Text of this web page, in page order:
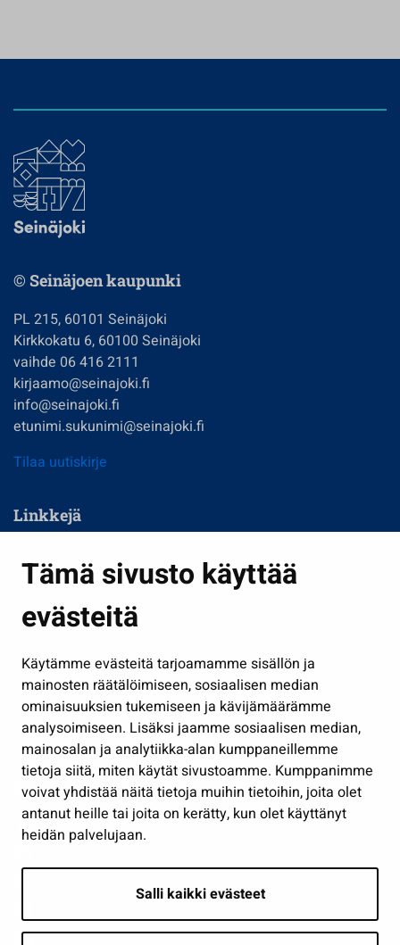
Tämä sivusto käyttää
evästeitä
Käytämme evästeitä tarjoamamme sisällön ja
mainosten räätälöimiseen, sosiaalisen median
ominaisuuksien tukemiseen ja kävijämäärämme
analysoimiseen. Lisäksi jaamme sosiaalisen median,
mainosalan ja analytiikka-alan kumppaneillemme
tietoja siitä, miten käytät sivustoamme. Kumppanimme
voivat yhdistää näitä tietoja muihin tietoihin, joita olet
antanut heille tai joita on kerätty, kun olet käyttänyt
heidän palvelujaan.
Salli kaikki evästeet
© Seinäjoen kaupunki
PL 215, 60101 Seinäjoki
Kirkkokatu 6, 60100 Seinäjoki
vaihde 06 416 2111
kirjaamo@seinajoki.fi
info@seinajoki.fi
etunimi.sukunimi@seinajoki.fi
Tilaa uutiskirje
Linkkejä
Kasvatus ja opetus
Kulttuuri ja liikunta
Työ ja yrittäminen
Osallistu ja asioi
Näytä omat evästeasetukseni
Seuraa meitä